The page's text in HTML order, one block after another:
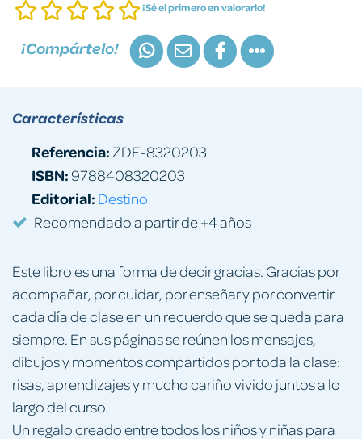
¡Sé el primero en valorarlo!
¡Compártelo!
Este libro es una forma de decir gracias. Gracias por
acompañar, por cuidar, por enseñar y por convertir
cada día de clase en un recuerdo que se queda para
siempre. En sus páginas se reúnen los mensajes,
dibujos y momentos compartidos por toda la clase:
risas, aprendizajes y mucho cariño vivido juntos a lo
largo del curso.
Un regalo creado entre todos los niños y niñas para
Características
Referencia: ZDE-8320203
ISBN:9788408320203
Editorial: Destino
Recomendado a partir de +4 años